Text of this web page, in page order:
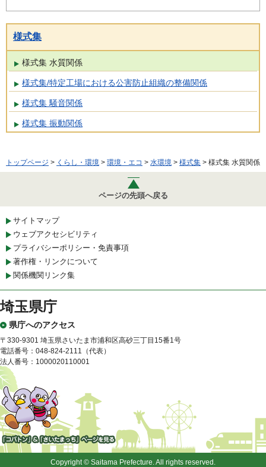
様式集
様式集 水質関係
様式集/特定工場における公害防止組織の整備関係
様式集 騒音関係
様式集 振動関係
トップページ > くらし・環境 > 環境・エコ > 水環境 > 様式集 > 様式集 水質関係
ページの先頭へ戻る
サイトマップ
ウェブアクセシビリティ
プライバシーポリシー・免責事項
著作権・リンクについて
関係機関リンク集
埼玉県庁
県庁へのアクセス
〒330-9301 埼玉県さいたま市浦和区高砂三丁目15番1号
電話番号：048-824-2111（代表）
法人番号：1000020110001
「コバトン」&「さいたまっ
Copyright © Saitama Prefecture. All rights reserved.